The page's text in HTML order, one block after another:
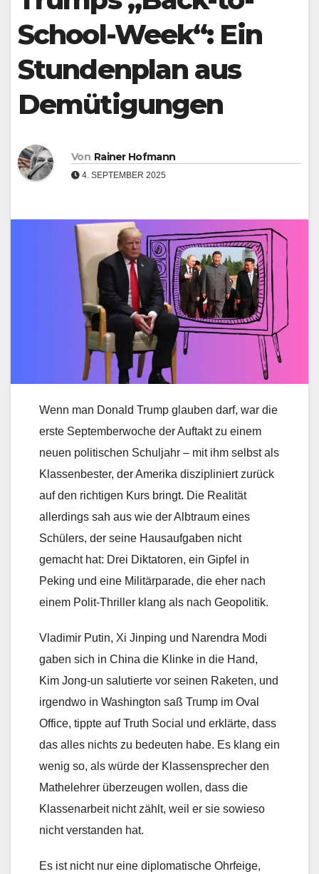
School-Week“: Ein
Stundenplan aus
Demütigungen
Von Rainer Hofmann
4. SEPTEMBER 2025
Wenn man Donald Trump glauben darf, war die
erste Septemberwoche der Auftakt zu einem
neuen politischen Schuljahr – mit ihm selbst als
Klassenbester, der Amerika diszipliniert zurück
auf den richtigen Kurs bringt. Die Realität
allerdings sah aus wie der Albtraum eines
Schülers, der seine Hausaufgaben nicht
gemacht hat: Drei Diktatoren, ein Gipfel in
Peking und eine Militärparade, die eher nach
einem Polit-Thriller klang als nach Geopolitik.
Vladimir Putin, Xi Jinping und Narendra Modi
gaben sich in China die Klinke in die Hand,
Kim Jong-un salutierte vor seinen Raketen, und
irgendwo in Washington saß Trump im Oval
Office, tippte auf Truth Social und erklärte, dass
das alles nichts zu bedeuten habe. Es klang ein
wenig so, als würde der Klassensprecher den
Mathelehrer überzeugen wollen, dass die
Klassenarbeit nicht zählt, weil er sie sowieso
nicht verstanden hat.
Es ist nicht nur eine diplomatische Ohrfeige,